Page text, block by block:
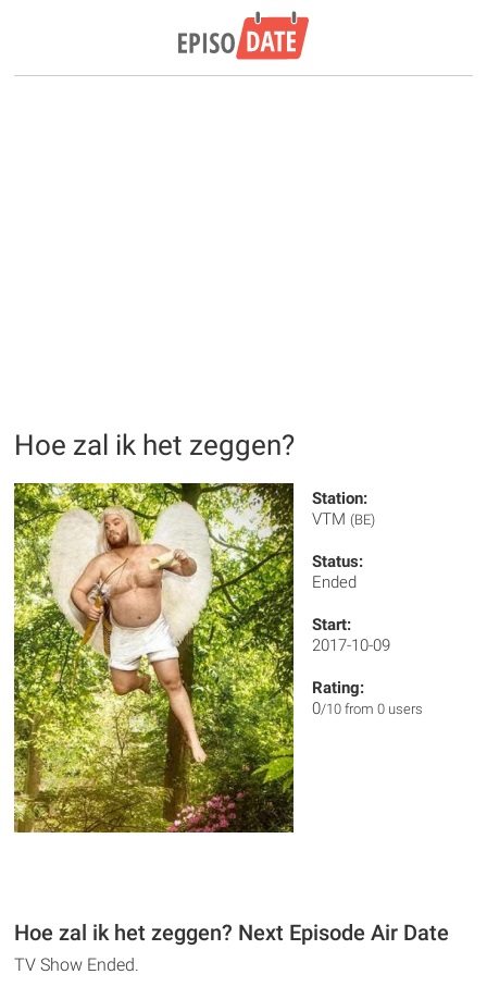
Hoe zal ik het zeggen?
Station:
VTM (BE)
Status:
Ended
Start:
2017-10-09
Rating:
0/10 from 0 users
Hoe zal ik het zeggen? Next Episode Air Date
TV Show Ended.